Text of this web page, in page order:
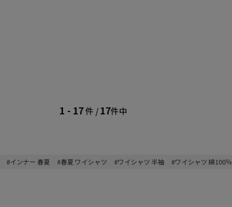
1 - 17件 / 17件中
#インナー 春夏 #春夏 ワイシャツ #ワイシャツ 半袖 #ワイシャツ 綿100％